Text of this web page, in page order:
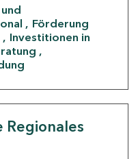
Förderung
Investitionen in